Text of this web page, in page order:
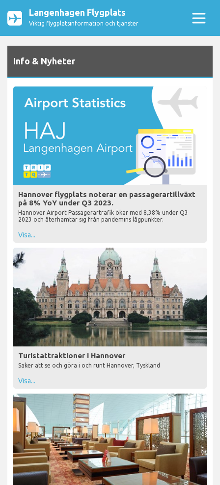
Langenhagen Flygplats
Viktig flygplatsinformation och tjänster
Info & Nyheter
Hannover flygplats noterar en passagerartillväxt
på 8% YoY under Q3 2023.
Hannover Airport Passagerartrafik ökar med 8,38% under Q3
2023 och återhämtar sig från pandemins lågpunkter.
Visa...
Turistattraktioner i Hannover
Saker att se och göra i och runt Hannover, Tyskland
Visa...